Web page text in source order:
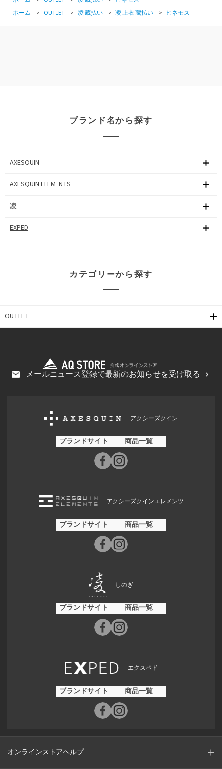
ホーム
> OUTLET > 凌 蔵払い > 凌 上衣 蔵払い > ヒネモス
ブランド名から探す
AXESQUIN
AXESQUIN ELEMENTS
凌
EXPED
カテゴリーから探す
OUTLET
メールニュース登録で最新のお知らせを受け取る
アクシーズクイン
ブランドサイト 商品一覧
アクシーズクインエレメンツ
ブランドサイト 商品一覧
しのぎ
ブランドサイト 商品一覧
エクスペド
ブランドサイト 商品一覧
オンラインストアヘルプ